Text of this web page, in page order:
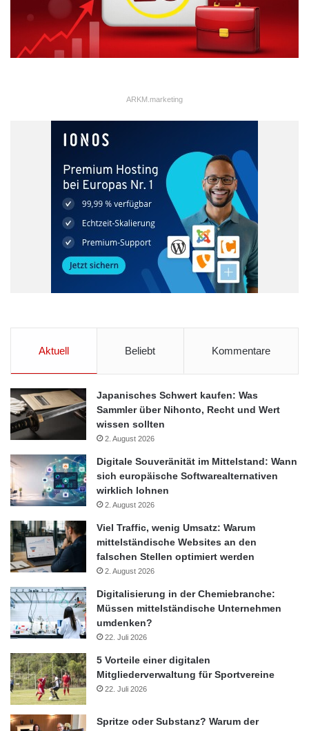
HDMI, DP, DVI, LVDS und VGA - Intel® GbE LAN (PCIe) -
Erweiterung über PCIe x1 und PCIe mini Card - 2xUSB 3.0,
2xSATA 6Gb/s, mSATA - Jumper-freies Design, TPM - 3D
micro-architecture für DX11.1, OCL 1.2, OGL3.2 - 6xCOM,
6xUSB 2.0, HD Audio, digitale E/A
Durch das kundenspezifische Individualisierungskonzept von
COMP-MALL lassen sich auch bei kleinen Stückzahlen
Einsparungen erzielen. COMP-MALL bietet für das Modell
KINO-DH810 – BIOS Anpassungen, Hardware Modifikationen,
Imageverwaltung, Direktlieferungen, Langzeitverfügbarkeit und
Vorhaltungs-/Abruflager zu übernehmen sowie das
einzubinden.
wie die hilfreiche „One Key Recovery“ Funktion.
Quelle: ots
COMP-MALL Computer Board
Mini-ITX Board
ARKM.marketing
Aktuell Beliebt Kommentare
Japanisches Schwert kaufen: Was
Sammler über Nihonto, Recht und Wert
wissen sollten
2. August 2026
Digitale Souveränität im Mittelstand: Wann
sich europäische Softwarealternativen
wirklich lohnen
2. August 2026
Viel Traffic, wenig Umsatz: Warum
mittelständische Websites an den
falschen Stellen optimiert werden
2. August 2026
Digitalisierung in der Chemiebranche:
Müssen mittelständische Unternehmen
umdenken?
22. Juli 2026
5 Vorteile einer digitalen
Mitgliederverwaltung für Sportvereine
22. Juli 2026
Spritze oder Substanz? Warum der